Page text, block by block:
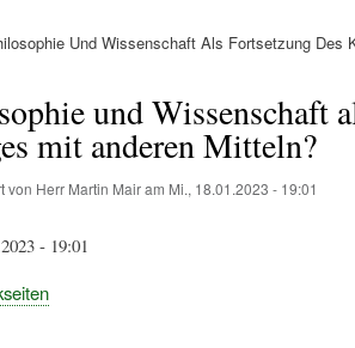
Und Wissenschaft Als Fortsetzung Des
und Wissenschaft
mit anderen Mitteln?
von Herr Martin Mairam Mi., 18.01.2023 - 19:01
- 19:01